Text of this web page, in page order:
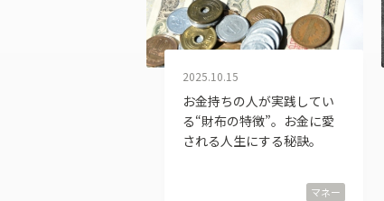
2025.10.15
お金持ちの人が実践してい
る“財布の特徴”。お金に愛
される人生にする秘訣。
マネー